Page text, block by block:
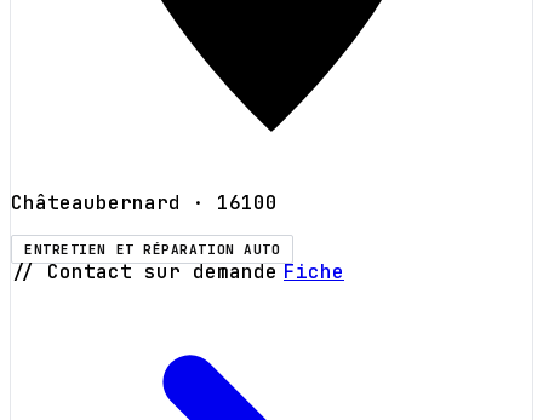
Châteaubernard · 16100
ENTRETIEN ET RÉPARATION AUTO
// Contact sur demande Fiche